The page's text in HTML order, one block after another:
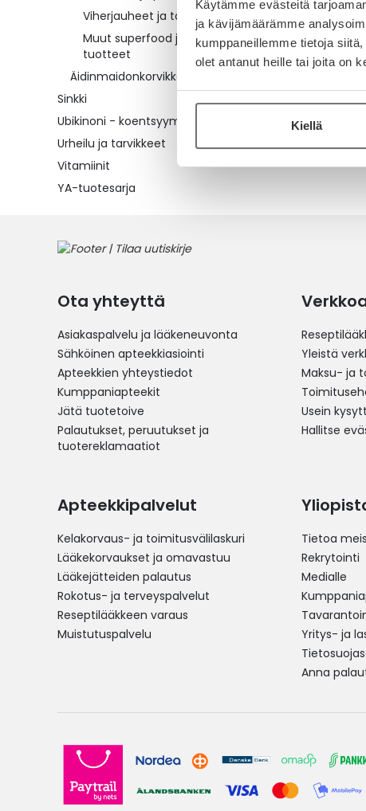
Käytämme evästeitä
ja kävijämäärämme
kumppaneillemme tietoja
olet antanut heille tai joita on
Kiellä
Viherjauheet ja tabletit
Muut superfood jauheet ja
tuotteet
Äidinmaidonkorvikkeet
Sinkki
Ubikinoni - koentsyymi Q10
Urheilu ja tarvikkeet
Vitamiinit
YA-tuotesarja
Ota yhteyttä
Asiakaspalvelu ja lääkeneuvonta
Sähköinen apteekkiasiointi
Apteekkien yhteystiedot
Kumppaniapteekit
Jätä tuotetoive
Palautukset, peruutukset ja
tuotereklamaatiot
Yleistä
Maksu- ja
Usein
Hallitse
Apteekkipalvelut
Kelakorvaus- ja toimitusvälilaskuri
Lääkekorvaukset ja omavastuu
Lääkejätteiden palautus
Rokotus- ja terveyspalvelut
Reseptilääkkeen varaus
Muistutuspalvelu
Tietoa
Rekrytointi
Medialle
Yritys- ja
Anna